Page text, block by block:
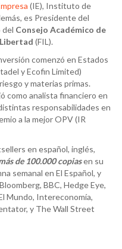
(IE), Instituto de
es Presidente del
del Consejo Académico de
(FIL).
comenzó en Estados
y Ecofin Limited)
y materias primas.
como analista financiero en
responsabilidades en
a la mejor OPV (IR
en español, inglés,
de 100.000 copiasen su
semanal en El Español, y
BBC, Hedge Eye,
Mundo, Intereconomía,
y The Wall Street